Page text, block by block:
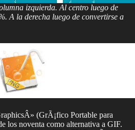
izquierda. Al centro luego de
A la derecha luego de convertirse a
(GrÃ¡fico Portable para
los noventa como alternativa a GIF.